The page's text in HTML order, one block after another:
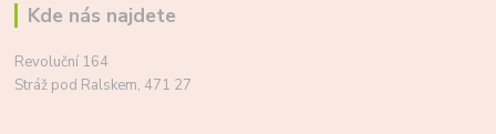
Kde nás najdete
Revoluční 164
Stráž pod Ralskem, 471 27